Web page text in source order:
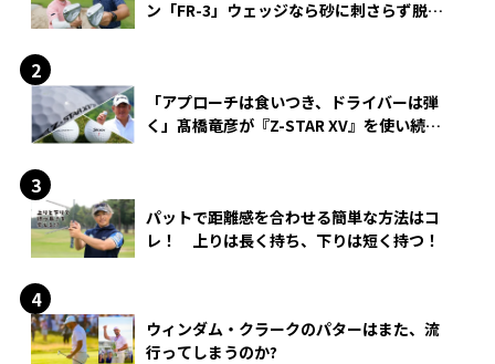
ン「FR-3」ウェッジなら砂に刺さらず脱出
「アプローチは食いつき、ドライバーは弾
く」髙橋竜彦が『Z-STAR XV』を使い続け
パットで距離感を合わせる簡単な方法はコ
レ！ 上りは長く持ち、下りは短く持つ！
ウィンダム・クラークのパターはまた、流
行ってしまうのか?